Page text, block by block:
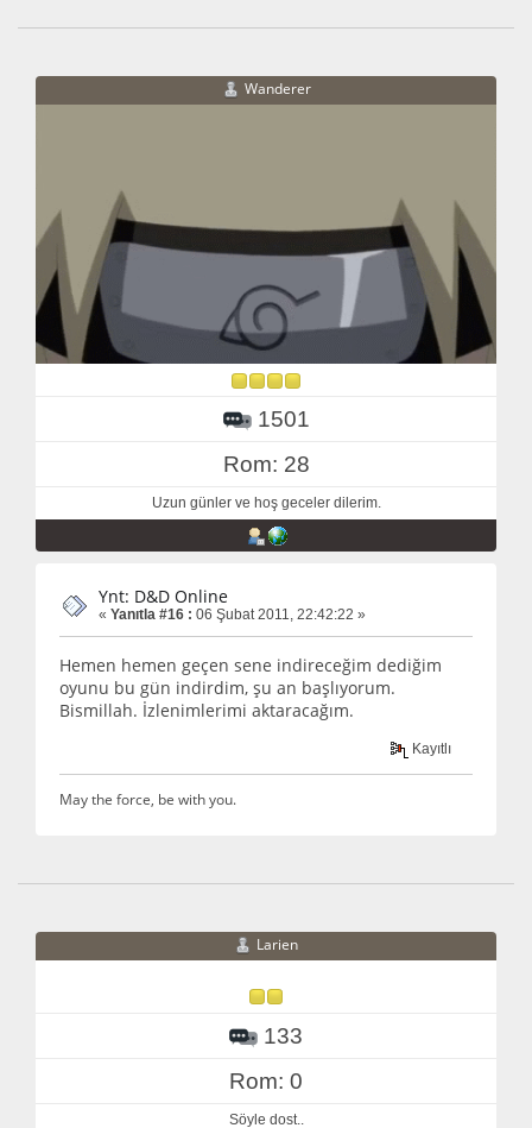
Wanderer
1501
Rom: 28
Uzun günler ve hoş geceler dilerim.
Ynt: D&D Online
« Yanıtla #16 : 06 Şubat 2011, 22:42:22 »
Hemen hemen geçen sene indireceğim dediğim
oyunu bu gün indirdim, şu an başlıyorum.
Bismillah. İzlenimlerimi aktaracağım.
Kayıtlı
May the force, be with you.
Larien
133
Rom: 0
Söyle dost..